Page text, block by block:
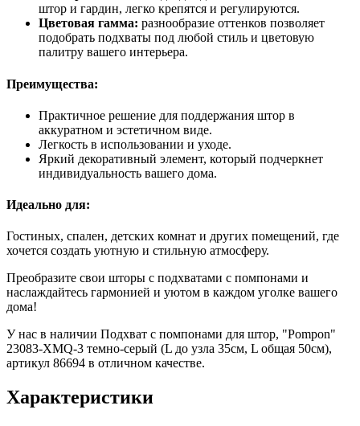
штор и гардин, легко крепятся и регулируются.
Цветовая гамма: разнообразие оттенков позволяет
подобрать подхваты под любой стиль и цветовую
палитру вашего интерьера.
Преимущества:
Практичное решение для поддержания штор в
аккуратном и эстетичном виде.
Легкость в использовании и уходе.
Яркий декоративный элемент, который подчеркнет
индивидуальность вашего дома.
Идеально для:
Гостиных, спален, детских комнат и других помещений, где
хочется создать уютную и стильную атмосферу.
Преобразите свои шторы с подхватами с помпонами и
наслаждайтесь гармонией и уютом в каждом уголке вашего
дома!
У нас в наличии Подхват с помпонами для штор, "Pompon"
23083-XMQ-3 темно-серый (L до узла 35см, L общая 50см),
артикул 86694 в отличном качестве.
Характеристики